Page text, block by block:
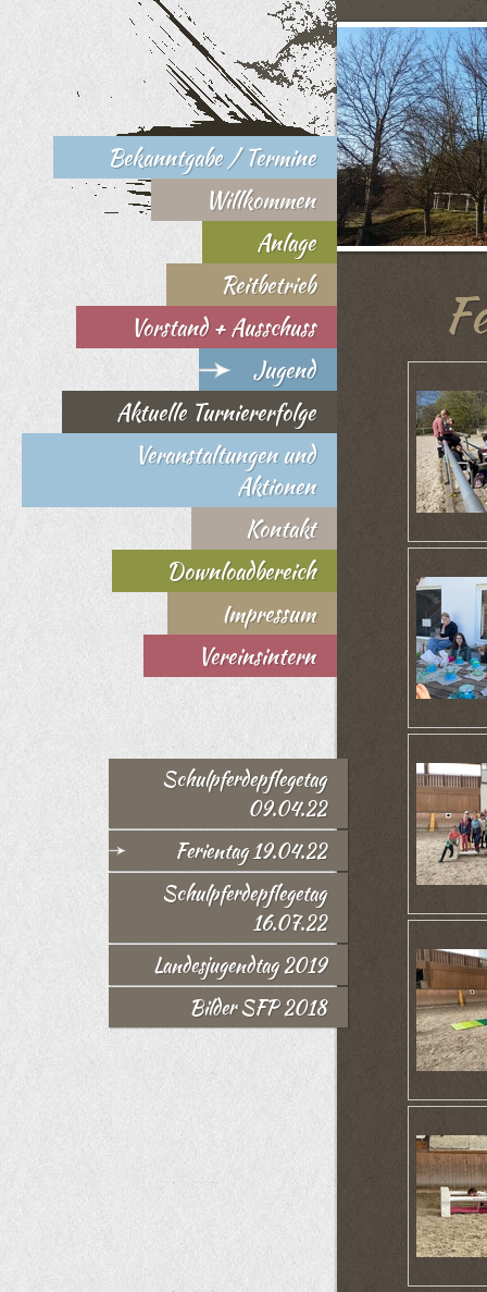
Bekanntgabe / Termine
Willkommen
Anlage
Reitbetrieb
Vorstand + Ausschuss
Jugend
Aktuelle Turniererfolge
Veranstaltungen und
Aktionen
Kontakt
Downloadbereich
Impressum
Vereinsintern
Schulpferdepflegetag
09.04.22
Ferientag 19.04.22
Schulpferdepflegetag
16.07.22
Landesjugendtag 2019
Bilder SFP 2018